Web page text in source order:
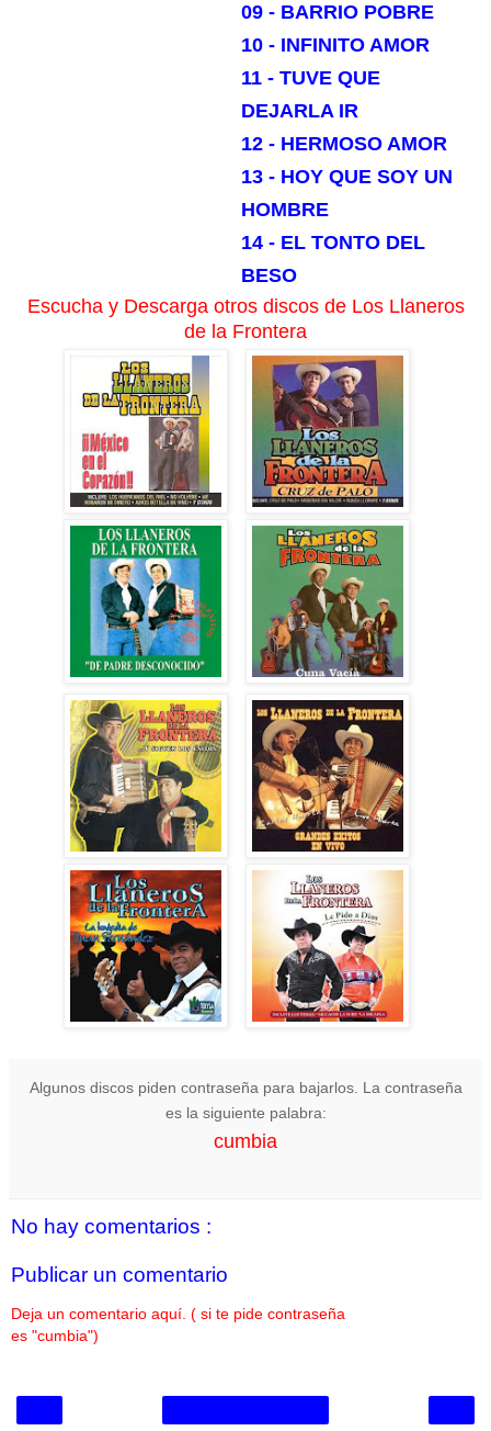
09 - BARRIO POBRE
10 - INFINITO AMOR
11 - TUVE QUE
DEJARLA IR
12 - HERMOSO AMOR
13 - HOY QUE SOY UN
HOMBRE
14 - EL TONTO DEL
BESO
Escucha y Descarga otros discos de Los Llaneros
de la Frontera
Algunos discos piden contraseña para bajarlos. La contraseña
es la siguiente palabra:
cumbia
No hay comentarios :
Publicar un comentario
Deja un comentario aquí. ( si te pide contraseña
es "cumbia")